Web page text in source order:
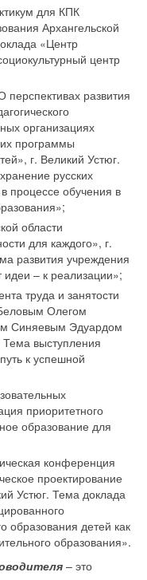
для КПК
Архангельской
«Центр
центр
развития
организациях
программы
г. Великий Устюг.
русских
процессе обучения в
области
для каждого», г.
развития учреждения
идеи – к реализации»;
труда и занятости
Олегом
Синяевым Эдуардом
выступления
к успешной
приоритетного
образование для
конференция
проектирование
Устюг. Тема доклада
образования детей как
образования».
– это